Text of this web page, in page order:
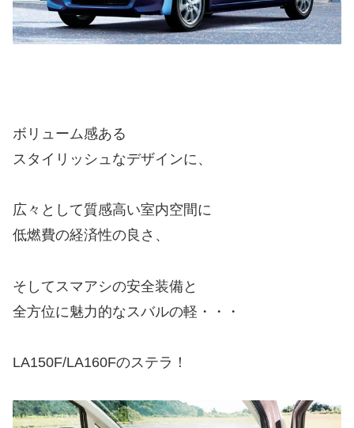
ボリューム感ある
スタイリッシュなデザインに、
広々として質感高い室内空間に
低燃費の経済性の良さ、
そしてスマアシの安全装備と
全方位に魅力的なスバルの軽・・・
LA150F/LA160Fのステラ！